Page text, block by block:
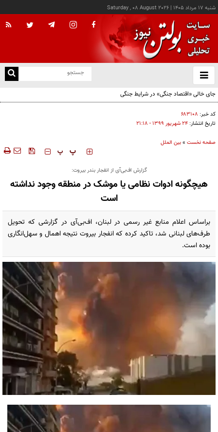
شنبه ۱۷ مرداد ۱۴۰۵ |
Saturday , 08 August 2026
باز
و
جای خالی «اقتصاد جنگی» در شرایط جنگی
کد خبر: ۶۸۳۱۰۸
تاریخ انتشار: ۲۴ شهريور ۱۳۹۹ - ۲۱:۱۸
صفحه نخست »بین الملل
‍‍‍ پ پ
گزارش اف‌بی‌آی از انفجار بندر بیروت:
هیچگونه ادوات نظامی یا موشک در منطقه وجود نداشته
است
براساس اعلام منابع غیر رسمی در لبنان، اف‌بی‌آی در گزارشی که تحویل
طرف‌های لبنانی شد، تاکید کرده که انفجار بیروت نتیجه اهمال و سهل‌انگاری
بوده است.